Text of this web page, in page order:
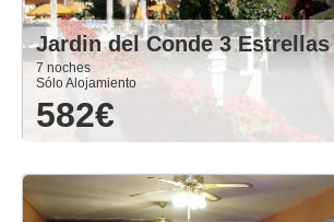
Jardin del Conde 3 Estrellas
7 noches
Sólo Alojamiento
582€